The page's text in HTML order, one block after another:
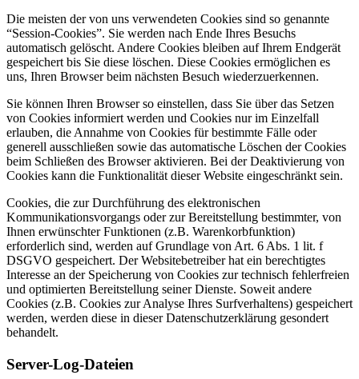
Die meisten der von uns verwendeten Cookies sind so genannte
“Session-Cookies”. Sie werden nach Ende Ihres Besuchs
automatisch gelöscht. Andere Cookies bleiben auf Ihrem Endgerät
gespeichert bis Sie diese löschen. Diese Cookies ermöglichen es
uns, Ihren Browser beim nächsten Besuch wiederzuerkennen.
Sie können Ihren Browser so einstellen, dass Sie über das Setzen
von Cookies informiert werden und Cookies nur im Einzelfall
erlauben, die Annahme von Cookies für bestimmte Fälle oder
generell ausschließen sowie das automatische Löschen der Cookies
beim Schließen des Browser aktivieren. Bei der Deaktivierung von
Cookies kann die Funktionalität dieser Website eingeschränkt sein.
Cookies, die zur Durchführung des elektronischen
Kommunikationsvorgangs oder zur Bereitstellung bestimmter, von
Ihnen erwünschter Funktionen (z.B. Warenkorbfunktion)
erforderlich sind, werden auf Grundlage von Art. 6 Abs. 1 lit. f
DSGVO gespeichert. Der Websitebetreiber hat ein berechtigtes
Interesse an der Speicherung von Cookies zur technisch fehlerfreien
und optimierten Bereitstellung seiner Dienste. Soweit andere
Cookies (z.B. Cookies zur Analyse Ihres Surfverhaltens) gespeichert
werden, werden diese in dieser Datenschutzerklärung gesondert
behandelt.
Server-Log-Dateien